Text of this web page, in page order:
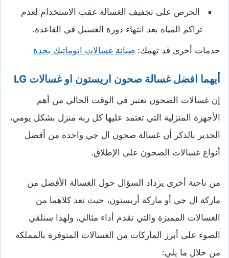
الحرص على تجفيف الغسالة عقب الاستخدام لعدم
تراكم المياه بعد انتهاء دورة الغسيل في القاعدة.
خدمات أخرى قد تهمك: صيانة غسالات اتوماتيك بجدة
أيهما افضل غسالة صحون اريستون او غسالات LG
إن غسالات الصحون تعتبر في الوقت الحالي من أهم
الأجهزة المنزلية التي تعتمد عليها كل ربة منزل بشكل يومي،
الجدير بالذكر أن غسالة صحون ال جي واحدة من أفضل
أنواع غسالات الصحون على الإطلاق.
من ناحية أخرى يزداد السؤال حول الغسالة الأفضل من
ماركة ال جي أو ماركة أريستون، حيث تعد كلاهما من
الغسالات المميزة والتي تقدم أداء مثالي، ولهذا سنلقي
الضوء على أبرز الماركات من الغسالات المتوفرة بالمملكة
من خلال ما يلي: